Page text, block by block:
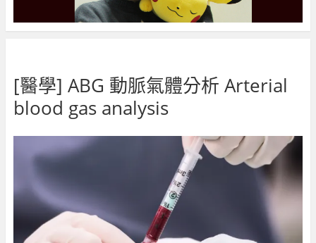
[醫學] ABG 動脈氣體分析 Arterial
blood gas analysis